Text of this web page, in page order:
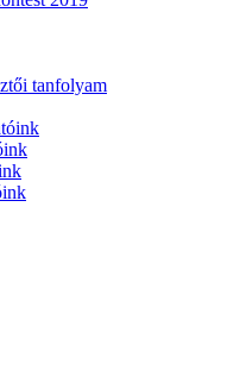
tanfolyam